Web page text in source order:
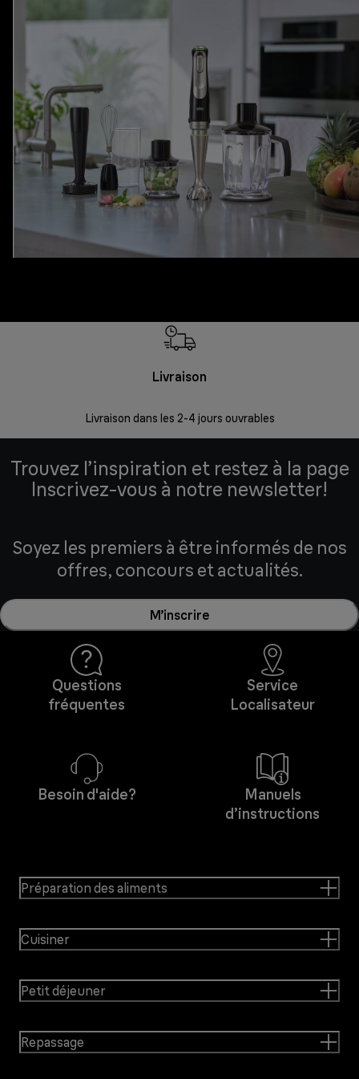
Livraison
Livraison dans les 2-4 jours ouvrables
Trouvez l’inspiration et restez à la page
Inscrivez-vous à notre newsletter!
Soyez les premiers à être informés de nos
offres, concours et actualités.
M’inscrire
Questions
fréquentes
Service
Localisateur
Besoin d'aide?
Manuels
d’instructions
Préparation des aliments
Cuisiner
Petit déjeuner
Repassage